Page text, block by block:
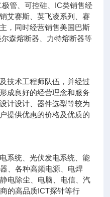
管、可控硅、IC类销售经
艾赛斯、英飞凌系列、赛
，同时经营销售美国巴斯
森熔断器、力特熔断器等
技术工程师队伍，并经过
成良好的经营理念和服务
计设计、器件选型等较为
提供优惠的价格及优质的
系统、光伏发电系统、能
、各种高频电源、电焊
电除尘、电脑、电信、汽
的高品质ICT探针等行